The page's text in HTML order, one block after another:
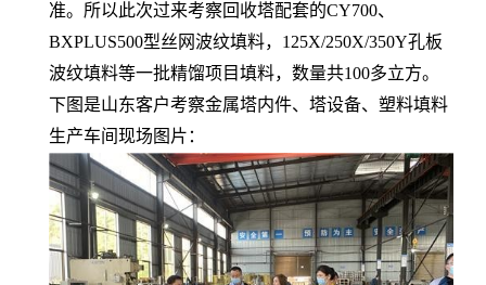
准。所以此次过来考察回收塔配套的CY700、
BXPLUS500型丝网波纹填料，125X/250X/350Y孔板
波纹填料等一批精馏项目填料，数量共100多立方。
下图是山东客户考察金属塔内件、塔设备、塑料填料
生产车间现场图片：